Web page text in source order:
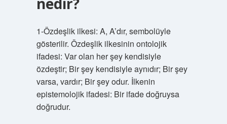
1-Özdeşlik ilkesi: A, A’dır, sembolüyle
gösterilir. Özdeşlik ilkesinin ontolojik
ifadesi: Var olan her şey kendisiyle
özdeştir; Bir şey kendisiyle aynıdır; Bir şey
varsa, vardır; Bir şey odur. İlkenin
epistemolojik ifadesi: Bir ifade doğruysa
doğrudur.